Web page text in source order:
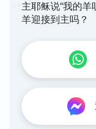
越过信心的桥梁
们极大的信心，
脚，因为这步工
的就是人的信心
语成为信心，话
神的话让我明白
这次得了癌症，
主耶稣说“我的
羊迎接到主吗？